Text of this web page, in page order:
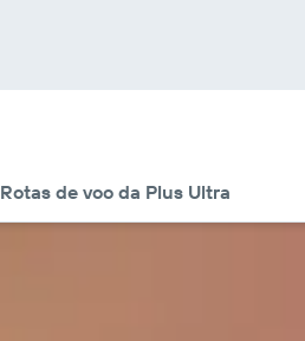
Rotas de voo da Plus Ultra